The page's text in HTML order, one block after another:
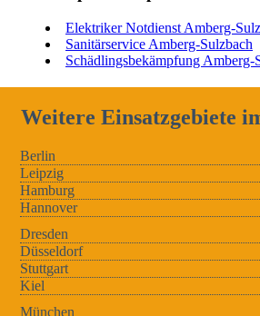
Elektriker Notdienst Amberg-
Sanitärservice Amberg-Sulzbach
Schädlingsbekämpfung Amberg-
Weitere Einsatzgebiete
Berlin
Leipzig
Hamburg
Hannover
Dresden
Düsseldorf
Stuttgart
Kiel
München